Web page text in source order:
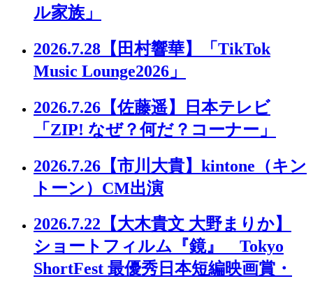
ル家族」
2026.7.28 【田村響華】「TikTok
Music Lounge2026」
2026.7.26 【佐藤遥】日本テレビ
「ZIP! なぜ？何だ？コーナー」
2026.7.26 【市川大貴】kintone（キン
トーン）CM出演
2026.7.22 【大木貴文 大野まりか】
ショートフィルム『鏡』 Tokyo
ShortFest 最優秀日本短編映画賞・